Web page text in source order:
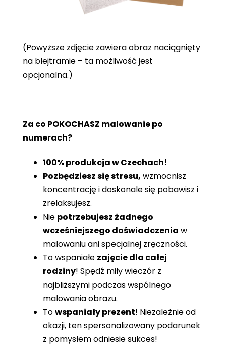
(Powyższe zdjęcie zawiera obraz naciągnięty
na blejtramie – ta możliwość jest
opcjonalna.)
Za co POKOCHASZ malowanie po
numerach?
100% produkcja w Czechach!
Pozbędziesz się stresu, wzmocnisz
koncentrację i doskonale się pobawisz i
zrelaksujesz.
Nie potrzebujesz żadnego
wcześniejszego doświadczenia w
malowaniu ani specjalnej zręczności.
To wspaniałe zajęcie dla całej
rodziny! Spędź miły wieczór z
najbliższymi podczas wspólnego
malowania obrazu.
Towspaniały prezent! Niezależnie od
okazji, ten spersonalizowany podarunek
z pomysłem odniesie sukces!